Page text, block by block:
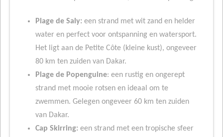
Plage de Saly: een strand met wit zand en helder
water en perfect voor ontspanning en watersport.
Het ligt aan de Petite Côte (kleine kust), ongeveer
80 km ten zuiden van Dakar.
Plage de Popenguine: een rustig en ongerept
strand met mooie rotsen en ideaal om te
zwemmen. Gelegen ongeveer 60 km ten zuiden
van Dakar.
Cap Skirring:een strand met een tropische sfeer